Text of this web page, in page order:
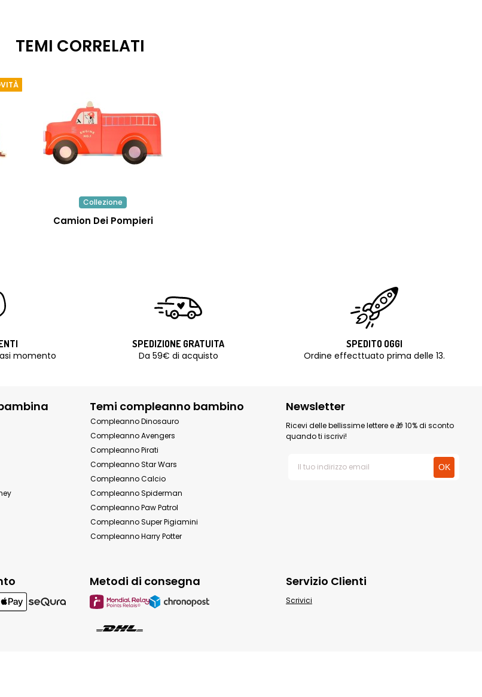
TEMI CORRELATI
Collezione
Camion Dei Pompieri
momento
SPEDIZIONE GRATUITA
Da 59€ di acquisto
SPEDITO OGGI
Ordine effecttuato prima delle 13.
Temi compleanno bambino
Compleanno Dinosauro
Compleanno Avengers
Compleanno Pirati
Compleanno Star Wars
Compleanno Calcio
Compleanno Spiderman
Compleanno Paw Patrol
Compleanno Super Pigiamini
Compleanno Harry Potter
Newsletter
Ricevi delle bellissime lettere e 🎁 10% di sconto
quando ti iscrivi!
Metodi di consegna Servizio Clienti
Scrivici